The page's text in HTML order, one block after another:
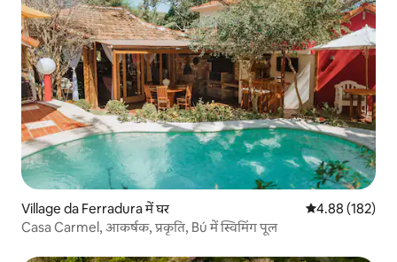
Village da Ferradura में घर औसत रेटिंग 5 में से
4.88 (182)
Casa Carmel, आकर्षक, प्रकृति, Bú में स्विमिंग पूल